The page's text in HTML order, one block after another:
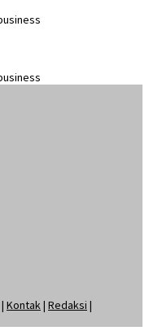
| Kontak | Redaksi |